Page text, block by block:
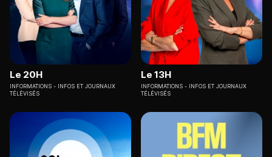
Le 20H
INFORMATIONS
INFOS ET JOURNAUX
TÉLÉVISÉS
Le 13H
INFORMATIONS
INFOS ET JOURNAUX
TÉLÉVISÉS